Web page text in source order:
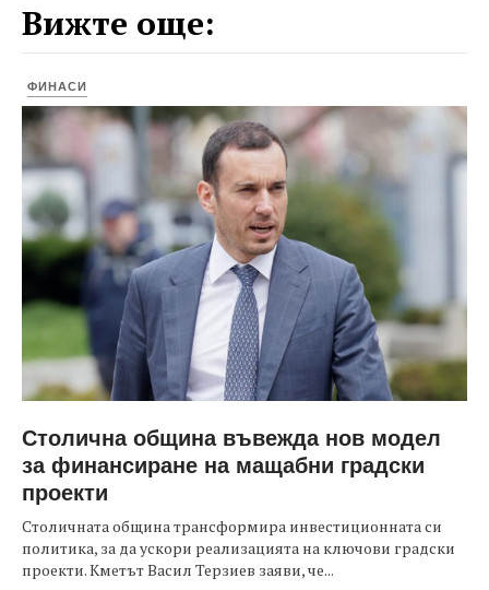
Вижте още:
ФИНАСИ
Столична община въвежда нов модел
за финансиране на мащабни градски
проекти
Столичната община трансформира инвестиционната си
политика, за да ускори реализацията на ключови градски
проекти. Кметът Васил Терзиев заяви, че...